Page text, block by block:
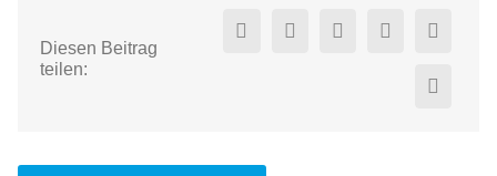
Diesen Beitrag
teilen: